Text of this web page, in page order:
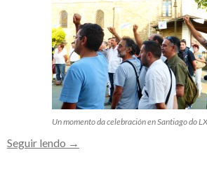
Un momento da celebración en Santiago do
Seguir lendo A
→